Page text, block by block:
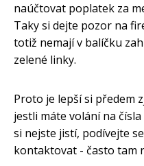
naúčtovat poplatek za
Taky si dejte pozor na
totiž nemají v balíčku
zelené linky.
Proto je lepší si předem
jestli máte volání na
si nejste jistí, podívejte
kontaktovat - často tam